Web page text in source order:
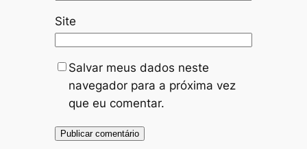
Site
Salvar meus dados neste
navegador para a próxima vez
que eu comentar.